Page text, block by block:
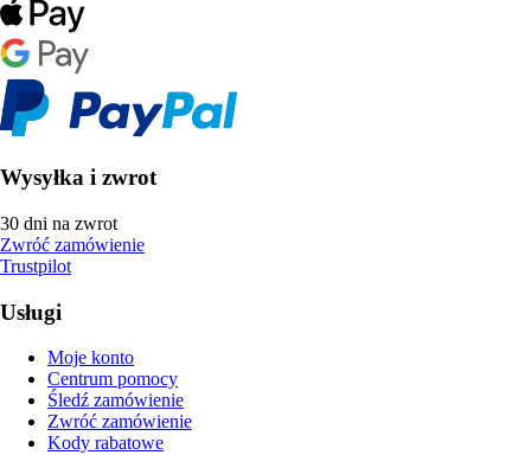
Wysyłka i zwrot
30 dni na zwrot
Zwróć zamówienie
Trustpilot
Usługi
Moje konto
Centrum pomocy
Śledź zamówienie
Zwróć zamówienie
Kody rabatowe